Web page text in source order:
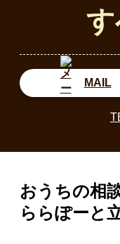
MAIL
おうちの相
ららぽーと